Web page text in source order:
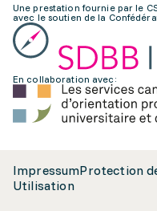
Une prestation fournie par le
avec le soutien de la
En collaboration avec:
ImpressumProtection
Utilisation